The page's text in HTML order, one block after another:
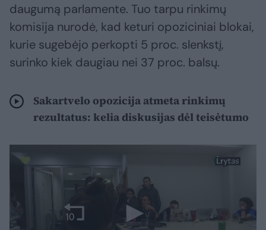
daugumą parlamente. Tuo tarpu rinkimų
komisija nurodė, kad keturi opoziciniai blokai,
kurie sugebėjo perkopti 5 proc. slenkstį,
surinko kiek daugiau nei 37 proc. balsų.
Sakartvelo opozicija atmeta rinkimų
rezultatus: kelia diskusijas dėl teisėtumo